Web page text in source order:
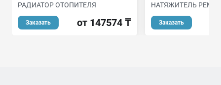
РАДИАТОР ОТОПИТЕЛЯ
Заказать от 147574 ₸
НАТЯЖИТЕЛЬ
Заказать